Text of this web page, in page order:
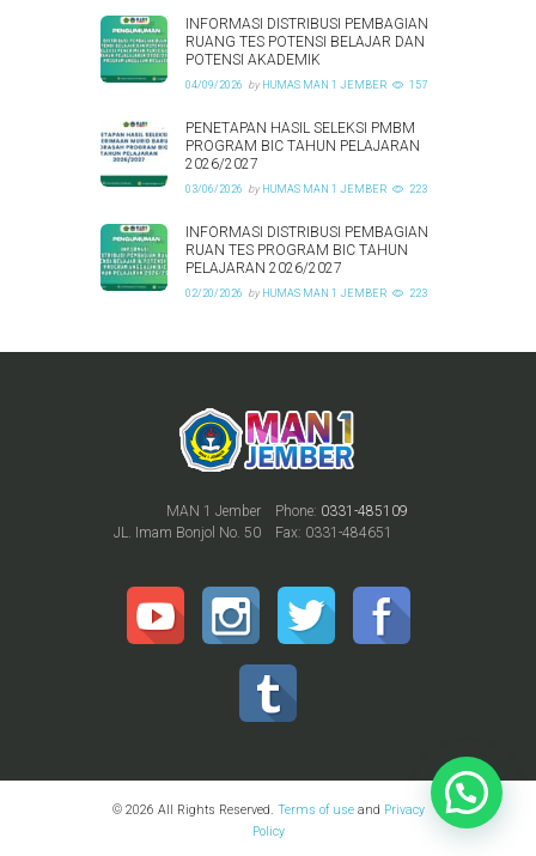
INFORMASI DISTRIBUSI PEMBAGIAN
RUANG TES POTENSI BELAJAR DAN
POTENSI AKADEMIK
04/09/2026 by HUMAS MAN 1 JEMBER 157
PENETAPAN HASIL SELEKSI PMBM
PROGRAM BIC TAHUN PELAJARAN
2026/2027
03/06/2026 by HUMAS MAN 1 JEMBER 223
INFORMASI DISTRIBUSI PEMBAGIAN
RUAN TES PROGRAM BIC TAHUN
PELAJARAN 2026/2027
02/20/2026 by HUMAS MAN 1 JEMBER 223
Phone: 0331-485109
Fax: 0331-484651
MAN 1 Jember
JL. Imam Bonjol No. 50
© 2026 All Rights Reserved. Terms of useand Privacy
Policy